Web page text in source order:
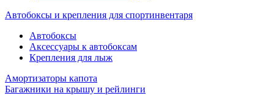
Автобоксы и крепления для спортинвентаря
Автобоксы
Аксессуары к автобоксам
Крепления для лыж
Амортизаторы капота
Багажники на крышу и рейлинги